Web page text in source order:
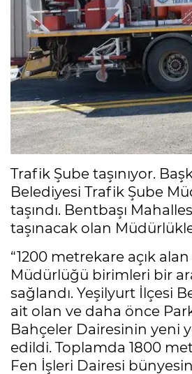
Trafik Şube taşınıyor.
Belediyesi Trafik Şube
taşındı. Bentbaşı
taşınacak olan
“1200 metrekare açık
Müdürlüğü birimleri bir
sağlandı. Yeşilyurt İlçesi
ait olan ve daha önce
Bahçeler Dairesinin yeni
edildi. Toplamda 1800
Fen İşleri Dairesi